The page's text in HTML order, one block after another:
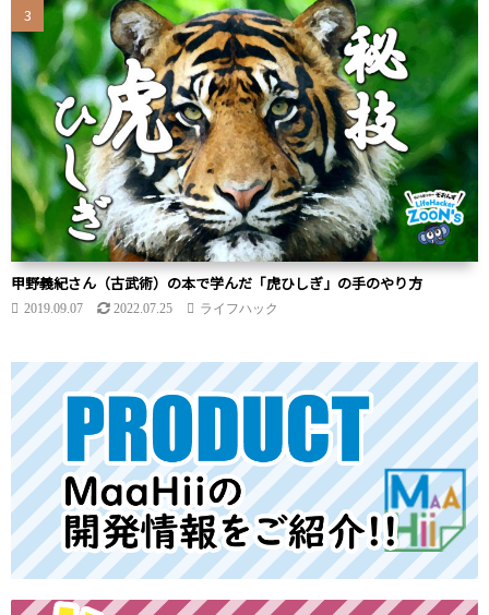
甲野義紀さん（古武術）の本で学んだ「虎ひしぎ」の手のやり方
2019.09.07 2022.07.25 ライフハック